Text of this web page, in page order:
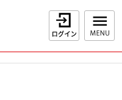
ログイン